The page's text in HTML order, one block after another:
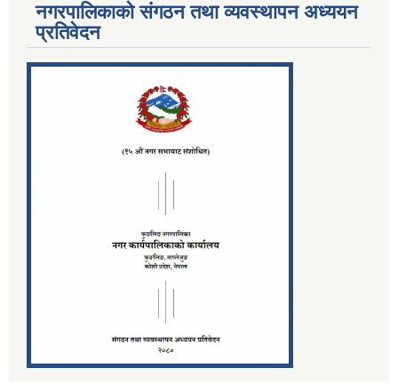
नगरपालिकाको संगठन तथा व्यवस्थापन अध्ययन
प्रतिवेदन